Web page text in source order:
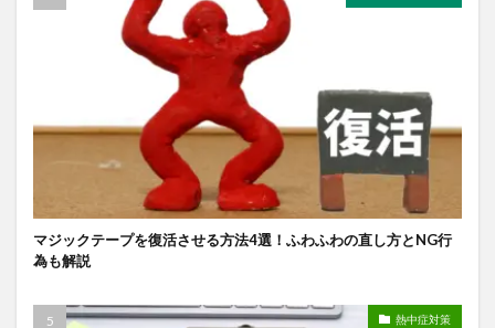
マジックテープを復活させる方法4選！ふわふわの直し方とNG行
為も解説
熱中症対策